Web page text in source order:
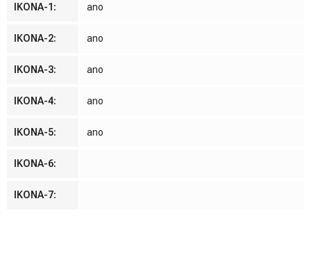
IKONA-1: ano
IKONA-2: ano
IKONA-3: ano
IKONA-4: ano
IKONA-5: ano
IKONA-6:
IKONA-7: